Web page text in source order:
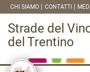
CHI SIAMO CONTATTI
Strade del
del Trentino